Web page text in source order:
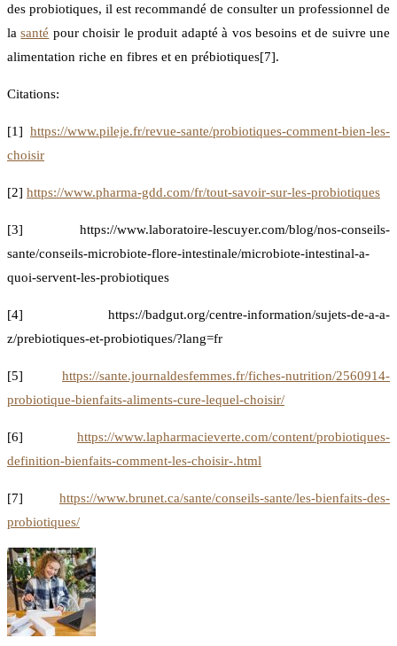
des probiotiques, il est recommandé de consulter un professionnel de
lasanté pour choisir le produit adapté à vos besoins et de suivre une
alimentation riche en fibres et en prébiotiques[7].
Citations:
[1] https://www.pileje.fr/revue-sante/probiotiques-comment-bien-les-
choisir
[2] https://www.pharma-gdd.com/fr/tout-savoir-sur-les-probiotiques
[3] https://www.laboratoire-lescuyer.com/blog/nos-conseils-
sante/conseils-microbiote-flore-intestinale/microbiote-intestinal-a-
quoi-servent-les-probiotiques
[4] https://badgut.org/centre-information/sujets-de-a-a-
z/prebiotiques-et-probiotiques/?lang=fr
[5] https://sante.journaldesfemmes.fr/fiches-nutrition/2560914-
probiotique-bienfaits-aliments-cure-lequel-choisir/
[6] https://www.lapharmacieverte.com/content/probiotiques-
definition-bienfaits-comment-les-choisir-.html
[7] https://www.brunet.ca/sante/conseils-sante/les-bienfaits-des-
probiotiques/